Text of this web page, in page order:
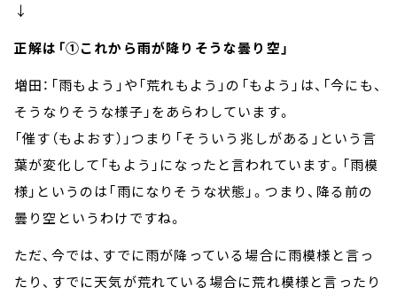
↓
正解は「①これから雨が降りそうな曇り空」
増田：「雨もよう」や「荒れもよう」の「もよう」は、「今にも、
そうなりそうな様子」をあらわしています。
「催す（もよおす）」つまり「そういう兆しがある」という言
葉が変化して「もよう」になったと言われています。「雨模
様」というのは「雨になりそうな状態」。つまり、降る前の
曇り空というわけですね。
ただ、今では、すでに雨が降っている場合に雨模様と言っ
たり、すでに天気が荒れている場合に荒れ模様と言ったり